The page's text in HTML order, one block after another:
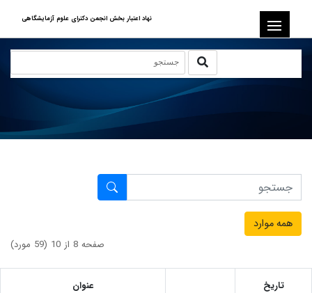
نهاد اعتبار بخش انجمن دکترای علوم آزمایشگاهی
همه موارد
صفحه 8 از 10 (59 مورد)
تاریخ عنوان